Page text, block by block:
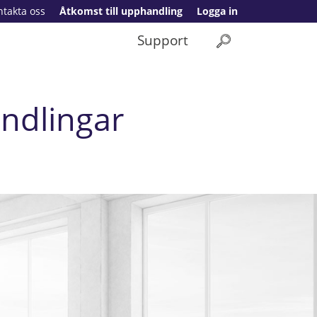
Logga in
Åtkomst till upphandling
oss
Support